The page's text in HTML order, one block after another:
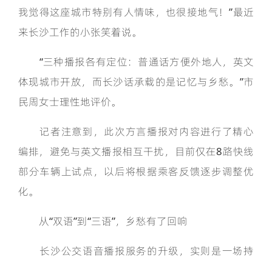
我觉得这座城市特别有人情味，也很接地气！”最近
来长沙工作的小张笑着说。
“三种播报各有定位：普通话方便外地人，英文
体现城市开放，而长沙话承载的是记忆与乡愁。”市
民周女士理性地评价。
记者注意到，此次方言播报对内容进行了精心
编排，避免与英文播报相互干扰，目前仅在8路快线
部分车辆上试点，以后将根据乘客反馈逐步调整优
化。
从“双语”到“三语”，乡愁有了回响
长沙公交语音播报服务的升级，实则是一场持